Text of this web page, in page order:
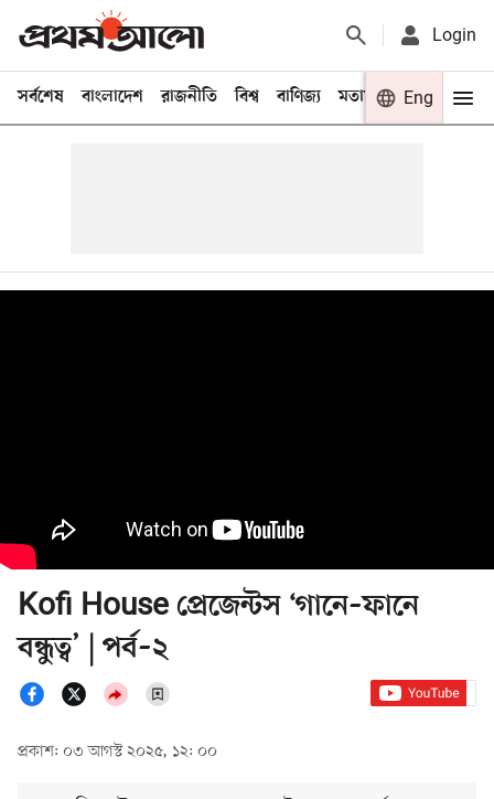
Login
সর্বশেষ বাংলাদেশ রাজনীতি বিশ্ব বাণিজ্য মতামত খেলা
Eng
Kofi House প্রেজেন্টস ‘গানে–ফানে
বন্ধুত্ব’ | পর্ব–২
প্রকাশ: ০৩ আগস্ট ২০২৫, ১২: ০০